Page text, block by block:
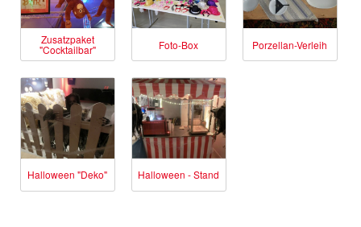
Zusatzpaket
"Cocktailbar" Foto-Box Porzellan-Verleih
Halloween "Deko" Halloween - Stand